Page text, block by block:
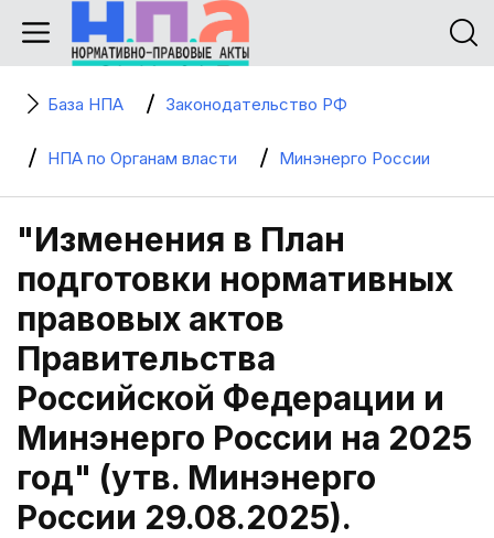
База НПА Законодательство РФ
НПА по Органам власти Минэнерго России
"Изменения в План
подготовки нормативных
правовых актов
Правительства
Российской Федерации и
Минэнерго России на 2025
год" (утв. Минэнерго
России 29.08.2025).